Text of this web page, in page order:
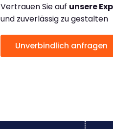
Vertrauen Sie auf unsere
und zuverlässig zu gestalten
Unverbindlich anfragen